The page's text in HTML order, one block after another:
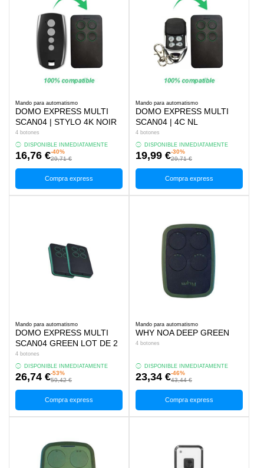
Mando para automatismo
DOMO EXPRESS MULTI
SCAN04 | STYLO 4K NOIR
4 botones
DISPONIBLE INMEDIATAMENTE
16,76 €-40%
29,71 €
Compra express
Mando para automatismo
DOMO EXPRESS MULTI
SCAN04 | 4C NL
4 botones
DISPONIBLE INMEDIATAMENTE
19,99 €-30%
29,71 €
Compra express
Mando para automatismo
DOMO EXPRESS MULTI
SCAN04 GREEN LOT DE 2
4 botones
DISPONIBLE INMEDIATAMENTE
26,74 €-53%
59,42 €
Compra express
Mando para automatismo
WHY NOA DEEP GREEN
4 botones
DISPONIBLE INMEDIATAMENTE
23,34 €-46%
43,44 €
Compra express